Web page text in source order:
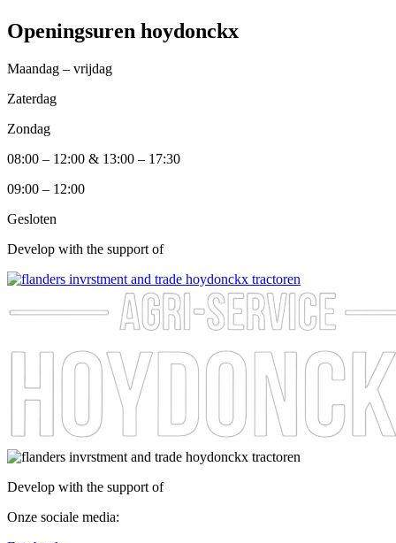
Openingsuren hoydonckx
Maandag – vrijdag
Zaterdag
Zondag
08:00 – 12:00 & 13:00 – 17:30
09:00 – 12:00
Gesloten
Develop with the support of
Develop with the support of
Onze sociale media: